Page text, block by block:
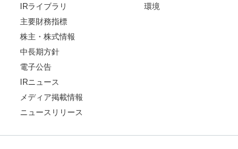
IRライブラリ
主要財務指標
株主・株式情報
中長期方針
電子公告
IRニュース
メディア掲載情報
ニュースリリース
環境